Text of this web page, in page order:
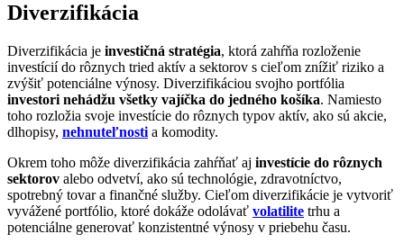
Diverzifikácia
Diverzifikácia je investičná stratégia, ktorá zahŕňa rozloženie
investícií do rôznych tried aktív a sektorov s cieľom znížiť riziko a
zvýšiť potenciálne výnosy. Diverzifikáciou svojho portfólia
investori nehádžu všetky vajíčka do jedného košíka. Namiesto
toho rozložia svoje investície do rôznych typov aktív, ako sú akcie,
dlhopisy, nehnuteľnosti a komodity.
Okrem toho môže diverzifikácia zahŕňať aj investície do rôznych
sektorov alebo odvetví, ako sú technológie, zdravotníctvo,
spotrebný tovar a finančné služby. Cieľom diverzifikácie je vytvoriť
vyvážené portfólio, ktoré dokáže odolávať volatilite trhu a
potenciálne generovať konzistentné výnosy v priebehu času.